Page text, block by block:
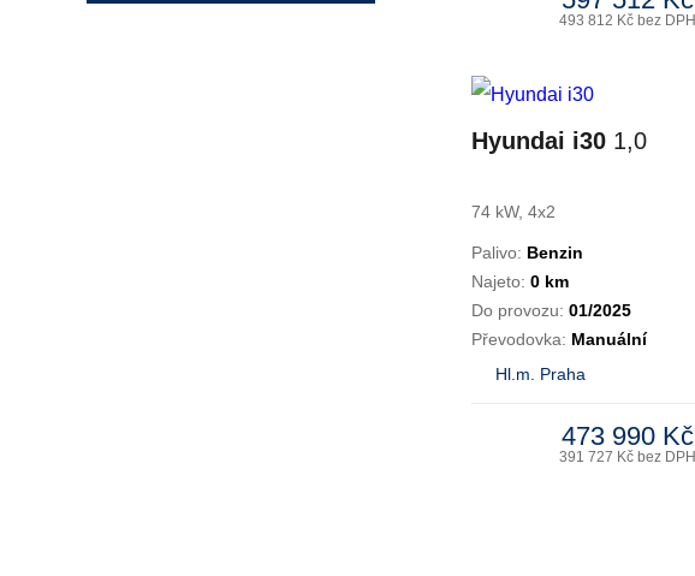
493 812 Kč bez DPH
Hyundai i30 1,0
74 kW, 4x2
Palivo: Benzin
Najeto: 0 km
Do provozu: 01/2025
Převodovka: Manuální
Hl.m. Praha
473 990 Kč
391 727 Kč bez DPH